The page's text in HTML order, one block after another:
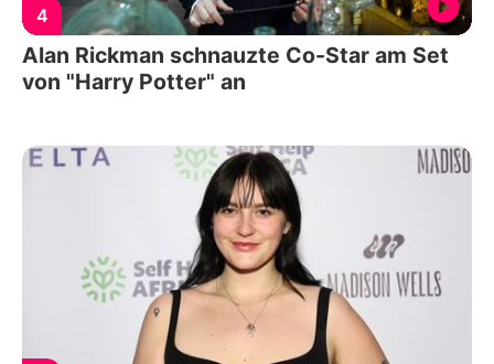
4
Alan Rickman schnauzte Co-Star am Set
von "Harry Potter" an